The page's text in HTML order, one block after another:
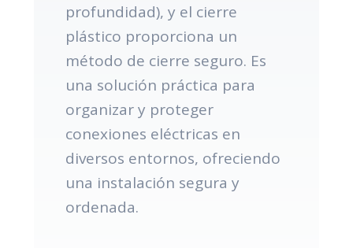
profundidad), y el cierre
plástico proporciona un
método de cierre seguro. Es
una solución práctica para
organizar y proteger
conexiones eléctricas en
diversos entornos, ofreciendo
una instalación segura y
ordenada.